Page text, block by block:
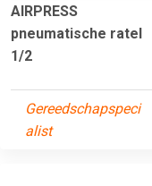
AIRPRESS
pneumatische ratel
1/2
Gereedschapspeci
alist